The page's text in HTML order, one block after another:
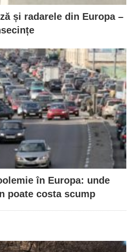
și radarele din Europa –
în Europa: unde
poate costa scump